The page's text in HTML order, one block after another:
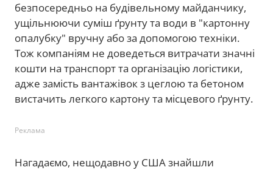
безпосередньо на будівельному майданчику,
ущільнюючи суміш ґрунту та води в "картонну
опалубку" вручну або за допомогою техніки.
Тож компаніям не доведеться витрачати значні
кошти на транспорт та організацію логістики,
адже замість вантажівок з цеглою та бетоном
вистачить легкого картону та місцевого ґрунту.
Реклама
Нагадаємо, нещодавно у США знайшли